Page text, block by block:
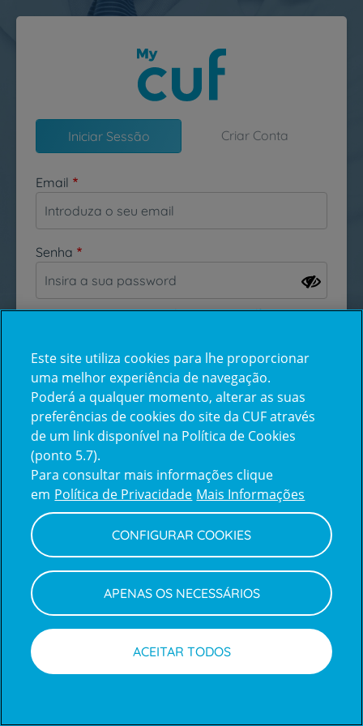
Passar para o conteúdo principal
Iniciar Sessão Criar Conta
Email
Senha
Esqueceu-se da sua password?
Inicie sessão com a Apple
Centro de Apoio ao Cliente | Política de Privacidade e Cookies
Este site utiliza cookies para lhe proporcionar
uma melhor experiência de navegação.
Poderá a qualquer momento, alterar as suas
preferências de cookies do site da CUF através
de um link disponível na Política de Cookies
(ponto 5.7).
Para consultar mais informações clique
em Política de Privacidade Mais Informações
CONFIGURAR COOKIES
APENAS OS NECESSÁRIOS
ACEITAR TODOS